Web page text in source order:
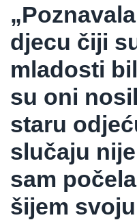
djecu čiji
mladosti
su oni
staru
slučaju
sam
šijem